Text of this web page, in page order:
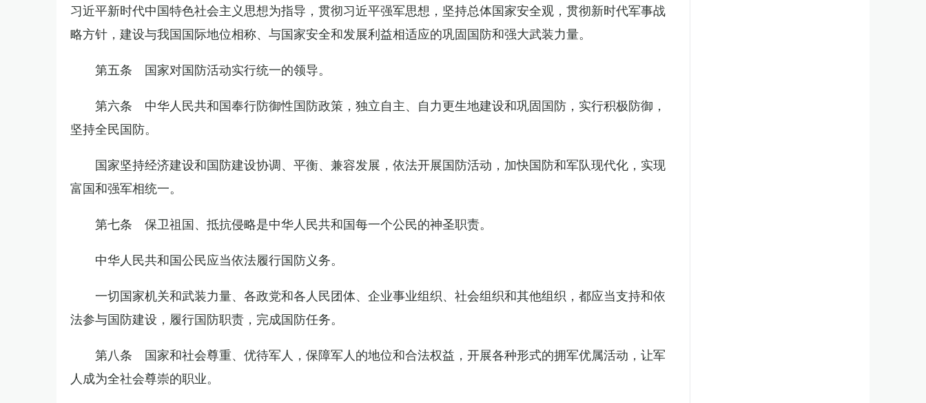
习近平新时代中国特色社会主义思想为指导，贯彻习近平强军思想，坚持总体国家安全观，贯彻新时代军事战
略方针，建设与我国国际地位相称、与国家安全和发展利益相适应的巩固国防和强大武装力量。
第五条 国家对国防活动实行统一的领导。
第六条 中华人民共和国奉行防御性国防政策，独立自主、自力更生地建设和巩固国防，实行积极防御，
坚持全民国防。
国家坚持经济建设和国防建设协调、平衡、兼容发展，依法开展国防活动，加快国防和军队现代化，实现
富国和强军相统一。
第七条 保卫祖国、抵抗侵略是中华人民共和国每一个公民的神圣职责。
中华人民共和国公民应当依法履行国防义务。
一切国家机关和武装力量、各政党和各人民团体、企业事业组织、社会组织和其他组织，都应当支持和依
法参与国防建设，履行国防职责，完成国防任务。
第八条 国家和社会尊重、优待军人，保障军人的地位和合法权益，开展各种形式的拥军优属活动，让军
人成为全社会尊崇的职业。